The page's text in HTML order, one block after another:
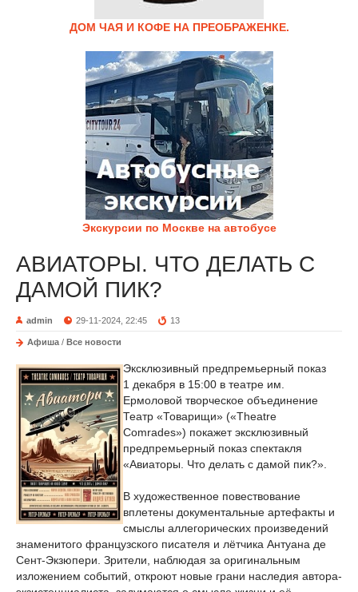
ДОМ ЧАЯ И КОФЕ НА ПРЕОБРАЖЕНКЕ.
Экскурсии по Москве на автобусе
АВИАТОРЫ. ЧТО ДЕЛАТЬ С
ДАМОЙ ПИК?
admin 29-11-2024, 22:45 13
Афиша / Все новости
Эксклюзивный предпремьерный показ
1 декабря в 15:00 в театре им.
Ермоловой творческое объединение
Театр «Товарищи» («Theatre
Comrades») покажет эксклюзивный
предпремьерный показ спектакля
«Авиаторы. Что делать с дамой пик?».
В художественное повествование
вплетены документальные артефакты и
смыслы аллегорических произведений
знаменитого французского писателя и лётчика Антуана де
Сент-Экзюпери. Зрители, наблюдая за оригинальным
изложением событий, откроют новые грани наследия автора-